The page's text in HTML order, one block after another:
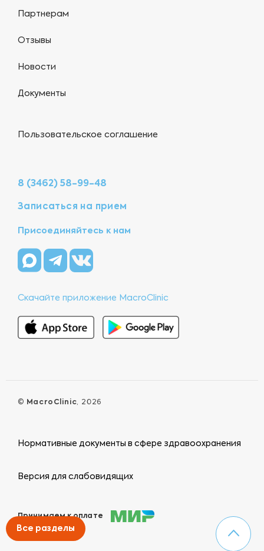
Партнерам
Отзывы
Новости
Документы
Пользовательское соглашение
8 (3462) 58-99-48
Записаться на прием
Присоединяйтесь к нам
Скачайте приложение MacroClinic
© MacroClinic, 2026
Нормативные документы в сфере здравоохранения
Версия для слабовидящих
Принимаем к оплате
Все разделы